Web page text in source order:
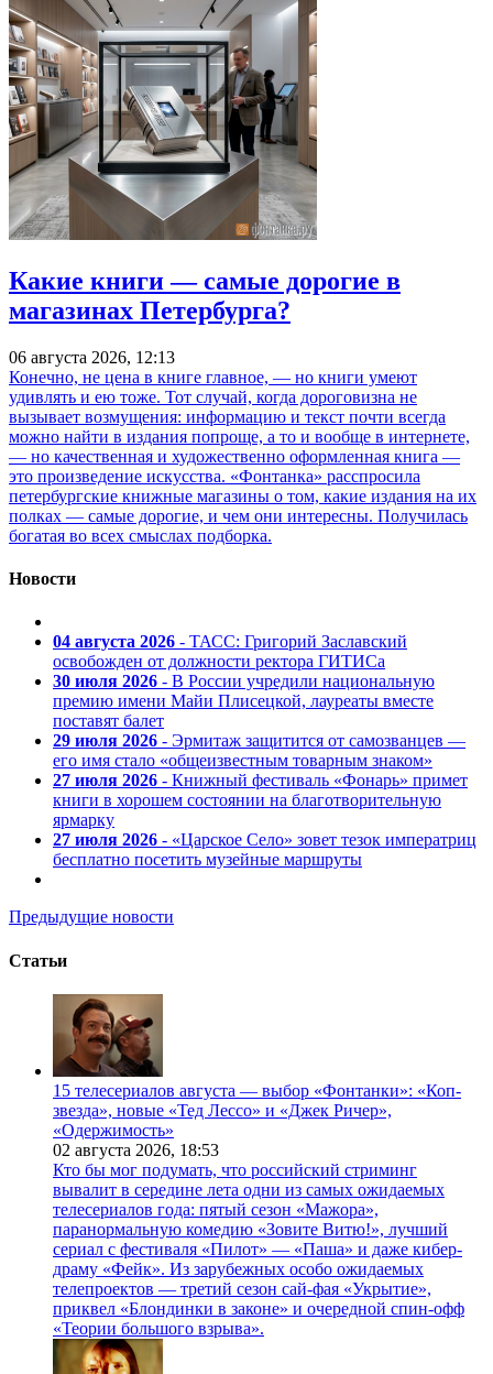
Какие книги — самые дорогие в
магазинах Петербурга?
06 августа 2026, 12:13
Конечно, не цена в книге главное, — но книги умеют
удивлять и ею тоже. Тот случай, когда дороговизна не
вызывает возмущения: информацию и текст почти всегда
можно найти в издания попроще, а то и вообще в интернете,
— но качественная и художественно оформленная книга —
это произведение искусства. «Фонтанка» расспросила
петербургские книжные магазины о том, какие издания на их
полках — самые дорогие, и чем они интересны. Получилась
богатая во всех смыслах подборка.
Новости
04 августа 2026 - ТАСС: Григорий Заславский
освобожден от должности ректора ГИТИСа
30 июля 2026 - В России учредили национальную
премию имени Майи Плисецкой, лауреаты вместе
поставят балет
29 июля 2026 - Эрмитаж защитится от самозванцев —
его имя стало «общеизвестным товарным знаком»
27 июля 2026 - Книжный фестиваль «Фонарь» примет
книги в хорошем состоянии на благотворительную
ярмарку
27 июля 2026 - «Царское Село» зовет тезок императриц
бесплатно посетить музейные маршруты
Предыдущие новости
Статьи
15 телесериалов августа — выбор «Фонтанки»: «Коп-
звезда», новые «Тед Лессо» и «Джек Ричер»,
«Одержимость»
02 августа 2026, 18:53
Кто бы мог подумать, что российский стриминг
вывалит в середине лета одни из самых ожидаемых
телесериалов года: пятый сезон «Мажора»,
паранормальную комедию «Зовите Витю!», лучший
сериал с фестиваля «Пилот» — «Паша» и даже кибер-
драму «Фейк». Из зарубежных особо ожидаемых
телепроектов — третий сезон сай-фая «Укрытие»,
приквел «Блондинки в законе» и очередной спин-офф
«Теории большого взрыва».